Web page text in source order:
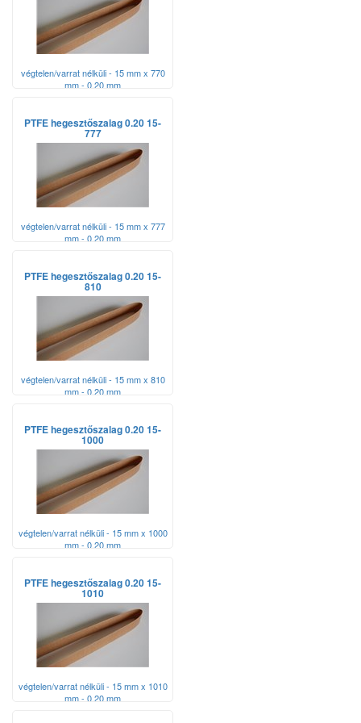
végtelen/varrat nélküli - 15 mm x 770
mm - 0,20 mm
PTFE hegesztőszalag 0.20 15-
777
végtelen/varrat nélküli - 15 mm x 777
mm - 0,20 mm
PTFE hegesztőszalag 0.20 15-
810
végtelen/varrat nélküli - 15 mm x 810
mm - 0,20 mm
PTFE hegesztőszalag 0.20 15-
1000
végtelen/varrat nélküli - 15 mm x 1000
mm - 0,20 mm
PTFE hegesztőszalag 0.20 15-
1010
végtelen/varrat nélküli - 15 mm x 1010
mm - 0,20 mm